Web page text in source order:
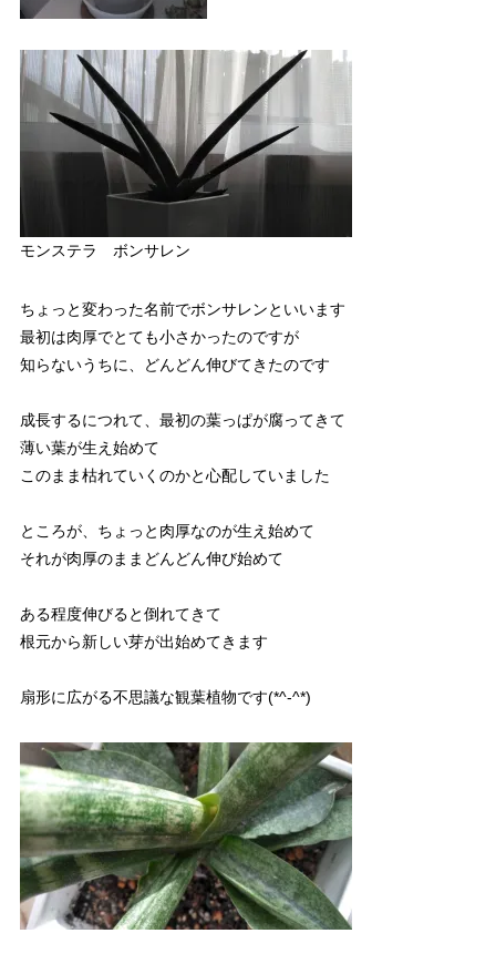
モンステラ ボンサレン
ちょっと変わった名前でボンサレンといいます
最初は肉厚でとても小さかったのですが
知らないうちに、どんどん伸びてきたのです
成長するにつれて、最初の葉っぱが腐ってきて
薄い葉が生え始めて
このまま枯れていくのかと心配していました
ところが、ちょっと肉厚なのが生え始めて
それが肉厚のままどんどん伸び始めて
ある程度伸びると倒れてきて
根元から新しい芽が出始めてきます
扇形に広がる不思議な観葉植物です(*^-^*)